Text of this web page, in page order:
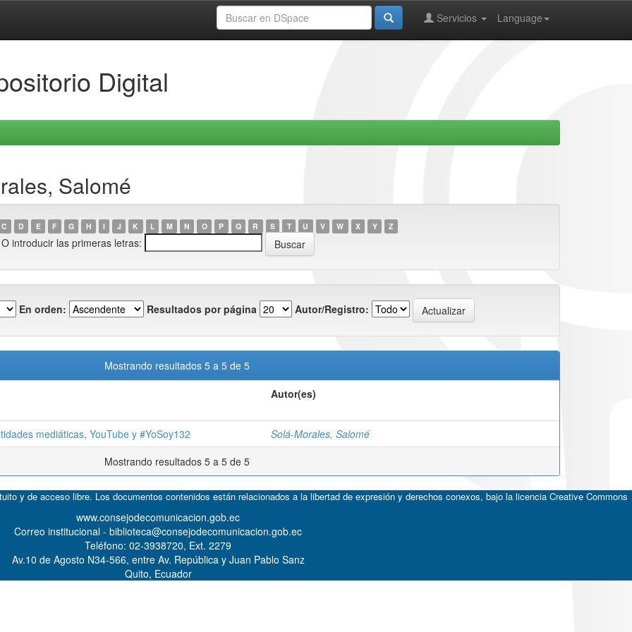
Language
Servicios
Digital
Salomé
C D E F G H I J K L M N O P Q R S T U V W X Y Z
O introducir las primeras letras:
En orden: Resultados por página Autor/Registro:
Mostrando resultados 5 a 5 de 5
Autor(es)
mediáticas, YouTube y #YoSoy132
Solá-Morales, Salomé
Mostrando resultados 5 a 5 de 5
y de acceso libre. Los documentos contenidos están relacionados a la libertad de expresión y derechos conexos, bajo la licencia Creative Commons
www.consejodecomunicacion.gob.ec
Correo institucional - biblioteca@consejodecomunicacion.gob.ec
Teléfono: 02-3938720, Ext. 2279
Av.10 de Agosto N34-566, entre Av. República y Juan Pablo Sanz
Quito, Ecuador